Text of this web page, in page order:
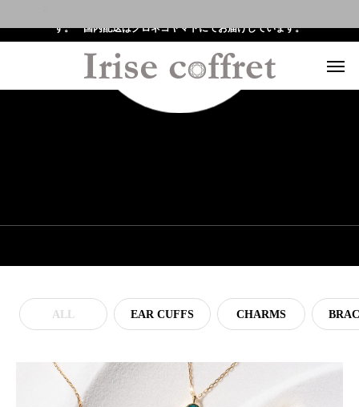
す。 国内配送はクロネコヤマトにてお届けしています。
ALL EAR CUFFS CHARMS